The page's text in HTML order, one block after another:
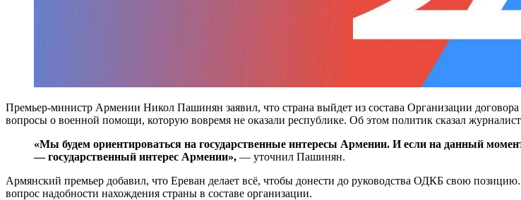
Премьер-министр Армении Никол Пашинян заявил, что страна выйдет из состава Организации
вопросы о военной помощи, которую вовремя не оказали республике. Об этом политик сказал
«Мы будем ориентироваться на государственные интересы Армении. И если на данный
— государственный интерес Армении», — уточнил Пашинян.
Армянский премьер добавил, что Ереван делает всё, чтобы донести до руководства ОДКБ свою
вопрос надобности нахождения страны в составе организации.